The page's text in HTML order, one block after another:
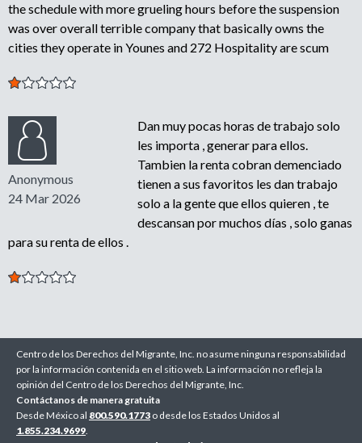
the schedule with more grueling hours before the suspension
was over overall terrible company that basically owns the
cities they operate in Younes and 272 Hospitality are scum
Anonymous
24 Mar 2026
Dan muy pocas horas de trabajo solo
les importa , generar para ellos.
Tambien la renta cobran demenciado
tienen a sus favoritos les dan trabajo
solo a la gente que ellos quieren , te
descansan por muchos días , solo ganas
para su renta de ellos .
Centro de los Derechos del Migrante, Inc. no asume ninguna responsabilidad
por la información contenida en el sitio web. La información no refleja la
opinión del Centro de los Derechos del Migrante, Inc.
Contáctanos de manera gratuita
Desde México al 800.590.1773 o desde los Estados Unidos al
1.855.234.9699.